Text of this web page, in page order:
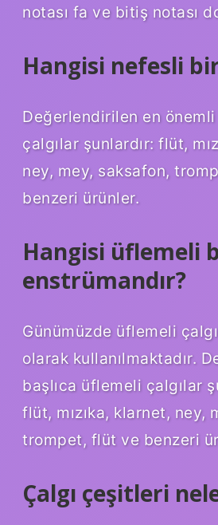
notası fa ve bitiş notası
Hangisi nefesli bir
Değerlendirilen en
çalgılar şunlardır: flüt,
ney, mey, saksafon,
benzeri ürünler.
Hangisi üflemeli
enstrümandır?
Günümüzde üflemeli
olarak kullanılmaktadır.
başlıca üflemeli çalgılar
flüt, mızıka, klarnet, ney,
trompet, flüt ve benzeri
Çalgı çeşitleri